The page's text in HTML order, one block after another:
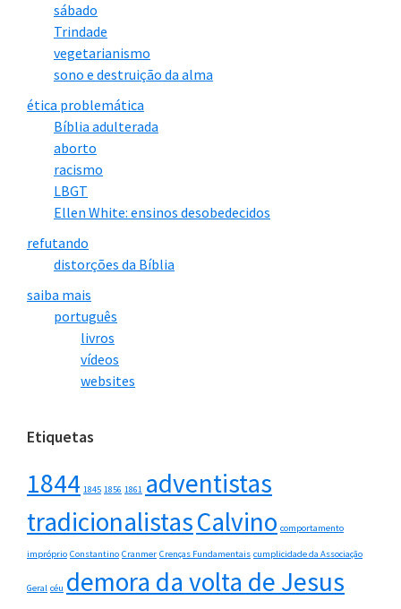
sábado
Trindade
vegetarianismo
sono e destruição da alma
ética problemática
Bíblia adulterada
aborto
racismo
LBGT
Ellen White: ensinos desobedecidos
refutando
distorções da Bíblia
saiba mais
português
livros
vídeos
websites
Etiquetas
1844 1845 1856 1861 adventistas
tradicionalistasCalvino comportamento
impróprio Constantino Cranmer Crenças Fundamentais cumplicidade da Associação
Geral céu demora da volta de Jesus